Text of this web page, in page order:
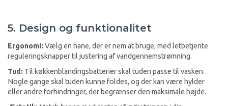
5. Design og funktionalitet
Ergonomi:Vælg en hane, der er nem at bruge, med letbetjente
reguleringsknapper til justering af vandgennemstrømning.
Tud: Til køkkenblandingsbatterier skal tuden passe til vasken.
Nogle gange skal tuden kunne foldes, og der kan være hylder
eller andre forhindringer, der begrænser den maksimale højde.